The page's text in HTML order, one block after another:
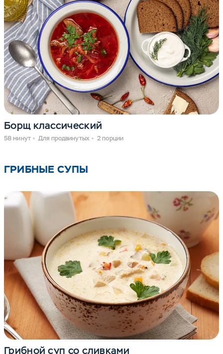
Борщ классический
58 минут Для продвинутых 2 порции
ГРИБНЫЕ СУПЫ
Грибной суп со сливками